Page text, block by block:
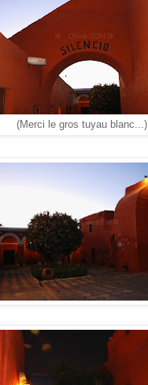
(Merci le gros tuyau blanc...)